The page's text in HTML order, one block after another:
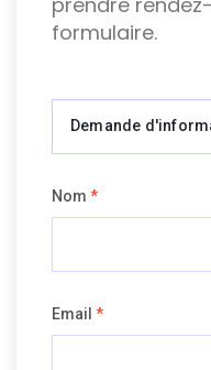
formulaire.
Demande
Nom *
Email *